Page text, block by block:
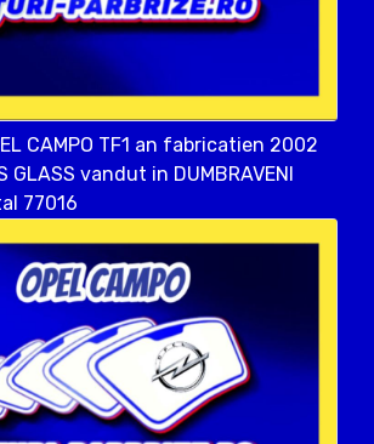
CAMPO TF1 an fabricatien 2002
GLASS vandut in DUMBRAVENI
77016